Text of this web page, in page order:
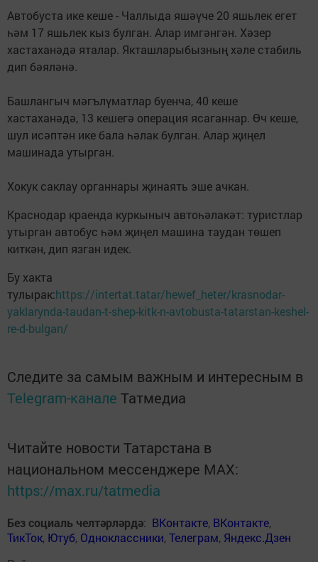
Автобуста ике кеше - Чаллыда яшәүче 20 яшьлек егет
һәм 17 яшьлек кыз булган. Алар имгәнгән. Хәзер
хастаханәдә яталар. Якташларыбызның хәле стабиль
дип бәяләнә.
Башлангыч мәгълүматлар буенча, 40 кеше
хастаханәдә, 13 кешегә операция ясаганнар. Өч кеше,
шул исәптән ике бала һәлак булган. Алар җиңел
машинада утырган.
Хокук саклау органнары җинаять эше ачкан.
Краснодар краенда куркыныч автоһәлакәт: туристлар
утырган автобус һәм җиңел машина таудан төшеп
киткән, дип язган идек.
Бу хакта
тулырак:https://intertat.tatar/hewef_heter/krasnodar-
yaklarynda-taudan-t-shep-kitk-n-avtobusta-tatarstan-keshel-
re-d-bulgan/
Следите за самым важным и интересным в
Telegram-канале Татмедиа
Читайте новости Татарстана в
национальном мессенджере MАХ:
https://max.ru/tatmedia
Без социаль челтәрләрдә: ВКонтакте, ВКонтакте,
ТикТок, Ютуб, Одноклассники,Телеграм, Яндекс.Дзен